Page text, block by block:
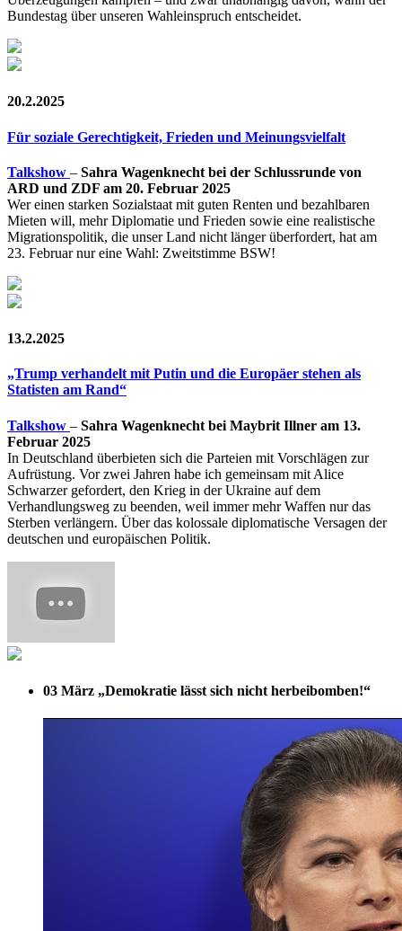
Bundestag über unseren Wahleinspruch entscheidet.
20.2.2025
Für soziale Gerechtigkeit, Frieden und Meinungsvielfalt
Talkshow – Sahra Wagenknecht bei der Schlussrunde von
ARD und ZDF am 20. Februar 2025
Wer einen starken Sozialstaat mit guten Renten und bezahlbaren
Mieten will, mehr Diplomatie und Frieden sowie eine realistische
Migrationspolitik, die unser Land nicht länger überfordert, hat am
23. Februar nur eine Wahl: Zweitstimme BSW!
13.2.2025
„Trump verhandelt mit Putin und die Europäer stehen als
Statisten am Rand“
Talkshow – Sahra Wagenknecht bei Maybrit Illner am 13.
Februar 2025
In Deutschland überbieten sich die Parteien mit Vorschlägen zur
Aufrüstung. Vor zwei Jahren habe ich gemeinsam mit Alice
Schwarzer gefordert, den Krieg in der Ukraine auf dem
Verhandlungsweg zu beenden, weil immer mehr Waffen nur das
Sterben verlängern. Über das kolossale diplomatische Versagen der
deutschen und europäischen Politik.
03 März „Demokratie lässt sich nicht herbeibomben!“